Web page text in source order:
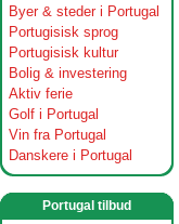
Byer & steder i Portugal
Portugisisk sprog
Portugisisk kultur
Bolig & investering
Aktiv ferie
Golf i Portugal
Vin fra Portugal
Danskere i Portugal
Portugal tilbud